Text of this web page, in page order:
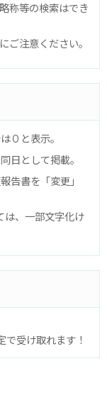
称等の検索はでき
ご注意ください。
０と表示。
日として掲載。
告書を「変更」
は、一部文字化け
受け取れます！